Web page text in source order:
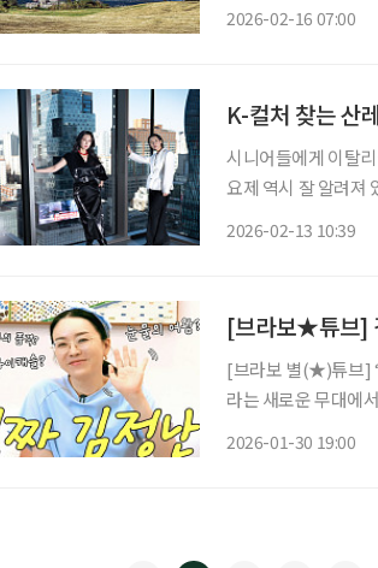
2026-02-16 07:00
K-컬처 찾는 산
시니어들에게 이탈
요제 역시 잘 알려져
2026-02-13 10:39
[브라보★튜브]
[브라보 별(★)튜브]
라는 새로운 무대에
2026-01-30 19:00